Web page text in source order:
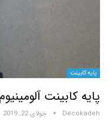
آلومینیوم
جولای 22, 2019